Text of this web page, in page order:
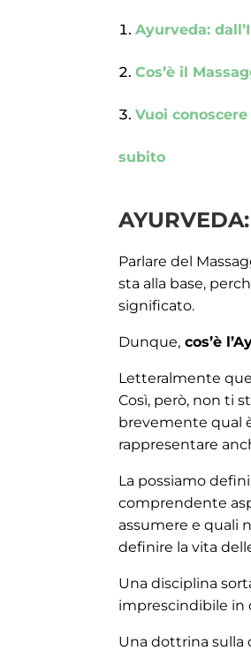
Ayurveda:
Cos’è il
Vuoi
subito
Parlare del
sta alla base,
significato.
Dunque, cos’è
Letteralmente
Così, però, non ti
brevemente qual
rappresentare
La possiamo
comprendente
assumere e quali
definire la vita
Una disciplina
imprescindibile in
Una dottrina sulla